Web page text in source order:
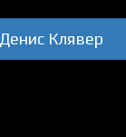
Клявер